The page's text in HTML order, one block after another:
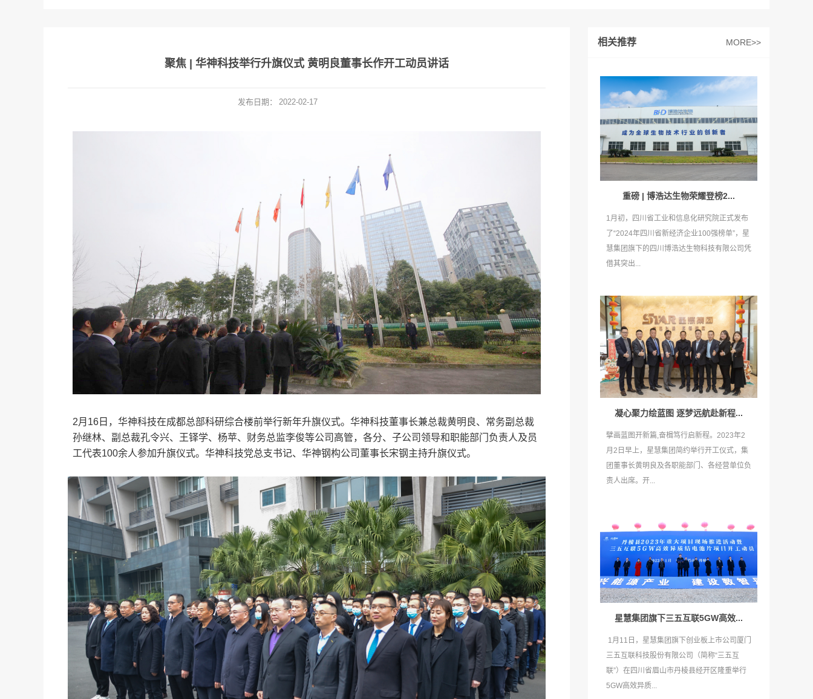
聚焦 | 华神科技举行升旗仪式 黄明良董事长作开工动员讲话
发布日期： 2022-02-17
2月16日，华神科技在成都总部科研综合楼前举行新年升旗仪式。华神科技董事长兼总裁黄明良、常务副总裁
孙继林、副总裁孔令兴、王铎学、杨苹、财务总监李俊等公司高管，各分、子公司领导和职能部门负责人及员
工代表100余人参加升旗仪式。华神科技党总支书记、华神钢构公司董事长宋钢主持升旗仪式。
相关推荐 MORE>>
重磅 | 博浩达生物荣耀登榜2...
1月初，四川省工业和信息化研究院正式发布
了“2024年四川省新经济企业100强榜单”，星
慧集团旗下的四川博浩达生物科技有限公司凭
借其突出...
凝心聚力绘蓝图 逐梦远航赴新程...
擘画蓝图开新篇,奋楫笃行启新程。2023年2
月2日早上，星慧集团简约举行开工仪式，集
团董事长黄明良及各职能部门、各经营单位负
责人出席。开...
星慧集团旗下三五互联5GW高效...
1月11日，星慧集团旗下创业板上市公司厦门
三五互联科技股份有限公司（简称“三五互
联”）在四川省眉山市丹棱县经开区隆重举行
5GW高效异质...